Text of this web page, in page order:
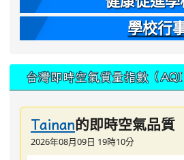
學校行
台灣即時空氣質量指數（AQI
Tainan的即時空氣品質
2026年08月09日 19時10分